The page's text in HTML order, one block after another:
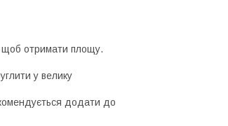
щоб отримати площу.
у велику
додати до